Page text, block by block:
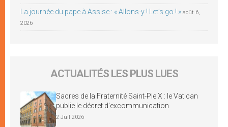
La journée du pape à Assise : « Allons-y ! Let’s go ! » août 6,
2026
ACTUALITÉS LES PLUS LUES
Sacres de la Fraternité Saint-Pie X : le Vatican
publie le décret d’excommunication
2 Juil 2026